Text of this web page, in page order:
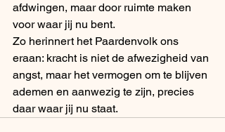
afdwingen, maar door ruimte maken
voor waar jij nu bent.
Zo herinnert het Paardenvolk ons
eraan: kracht is niet de afwezigheid van
angst, maar het vermogen om te blijven
ademen en aanwezig te zijn, precies
daar waar jij nu staat.